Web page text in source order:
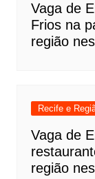
Vaga de
Frios na
região
Recife e
Vaga de
região